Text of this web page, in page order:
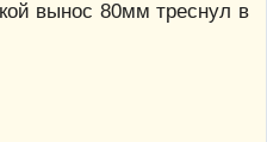
вынос 80мм треснул в